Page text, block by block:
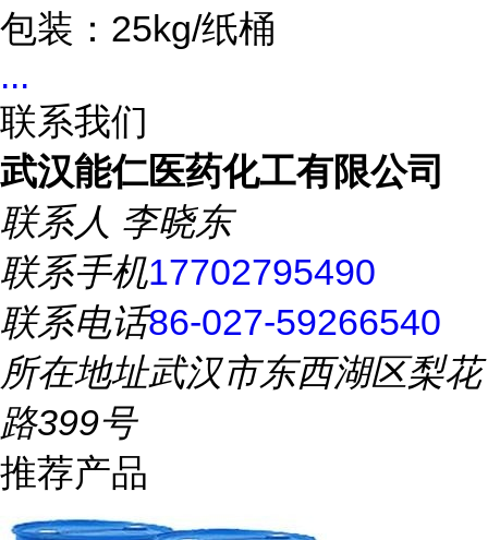
包装：25kg/纸桶
...
联系我们
武汉能仁医药化工有限公司
联系人 李晓东
联系手机17702795490
联系电话86-027-59266540
所在地址武汉市东西湖区梨花
路399号
推荐产品